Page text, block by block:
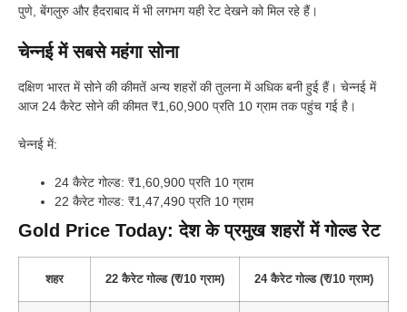
पुणे, बेंगलुरु और हैदराबाद में भी लगभग यही रेट देखने को मिल रहे हैं।
चेन्नई में सबसे महंगा सोना
दक्षिण भारत में सोने की कीमतें अन्य शहरों की तुलना में अधिक बनी हुई हैं। चेन्नई में
आज 24 कैरेट सोने की कीमत ₹1,60,900 प्रति 10 ग्राम तक पहुंच गई है।
चेन्नई में:
24 कैरेट गोल्ड: ₹1,60,900 प्रति 10 ग्राम
22 कैरेट गोल्ड: ₹1,47,490 प्रति 10 ग्राम
Gold Price Today: देश के प्रमुख शहरों में गोल्ड रेट
शहर 22 कैरेट गोल्ड (₹/10 ग्राम) 24 कैरेट गोल्ड (₹/10 ग्राम)